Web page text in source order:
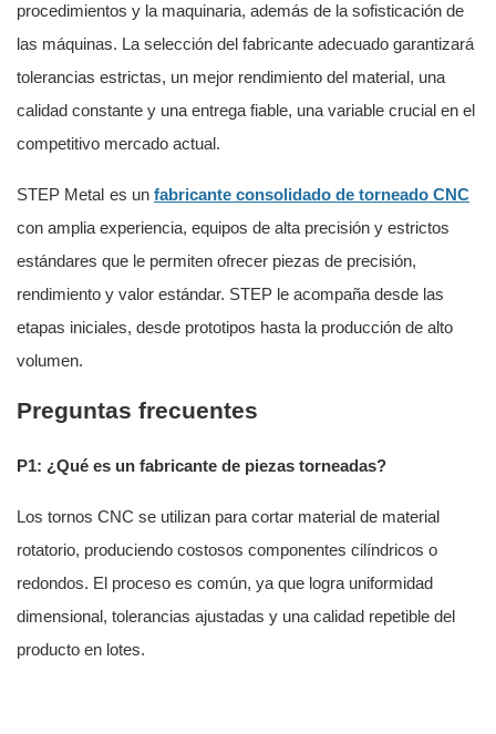
procedimientos y la maquinaria, además de la sofisticación de
las máquinas. La selección del fabricante adecuado garantizará
tolerancias estrictas, un mejor rendimiento del material, una
calidad constante y una entrega fiable, una variable crucial en el
competitivo mercado actual.
STEP Metal es un fabricante consolidado de torneado CNC
con amplia experiencia, equipos de alta precisión y estrictos
estándares que le permiten ofrecer piezas de precisión,
rendimiento y valor estándar. STEP le acompaña desde las
etapas iniciales, desde prototipos hasta la producción de alto
volumen.
Preguntas frecuentes
P1: ¿Qué es un fabricante de piezas torneadas?
Los tornos CNC se utilizan para cortar material de material
rotatorio, produciendo costosos componentes cilíndricos o
redondos. El proceso es común, ya que logra uniformidad
dimensional, tolerancias ajustadas y una calidad repetible del
producto en lotes.